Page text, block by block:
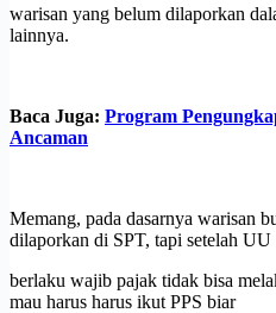
warisan yang belum dilaporkan
lainnya.
Baca Juga: Program
Ancaman
Memang, pada dasarnya warisan
dilaporkan di SPT, tapi setelah UU
berlaku wajib pajak tidak bisa
mau harus harus ikut PPS biar